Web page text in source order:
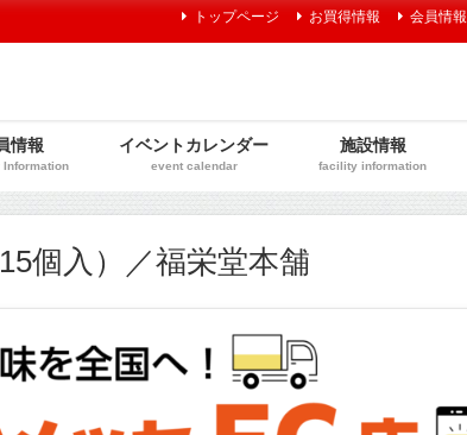
トップページ お買得情報 会員情報
情報
Information
イベントカレンダー
event calendar
施設情報
facility information
個入）／福栄堂本舗